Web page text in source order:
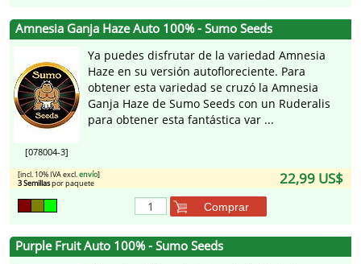
Amnesia Ganja Haze Auto 100% - Sumo Seeds
[078004-3]
Ya puedes disfrutar de la variedad Amnesia
Haze en su versión autofloreciente. Para
obtener esta variedad se cruzó la Amnesia
Ganja Haze de Sumo Seeds con un Ruderalis
para obtener esta fantástica var ...
22,99 US$
[incl. 10% IVA excl.envío]
3 Semillaspor paquete
Comprar
Purple Fruit Auto 100% - Sumo Seeds